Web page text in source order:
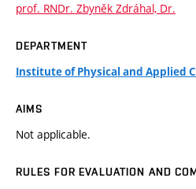
prof. RNDr. Zbyněk Zdráhal, Dr.
DEPARTMENT
Institute of Physical and Applied
AIMS
Not applicable.
RULES FOR EVALUATION AND